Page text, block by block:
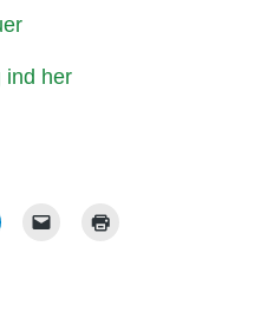
ind her